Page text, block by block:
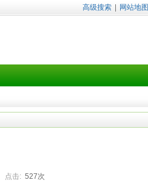
高级搜索 网站地图
点击: 527次